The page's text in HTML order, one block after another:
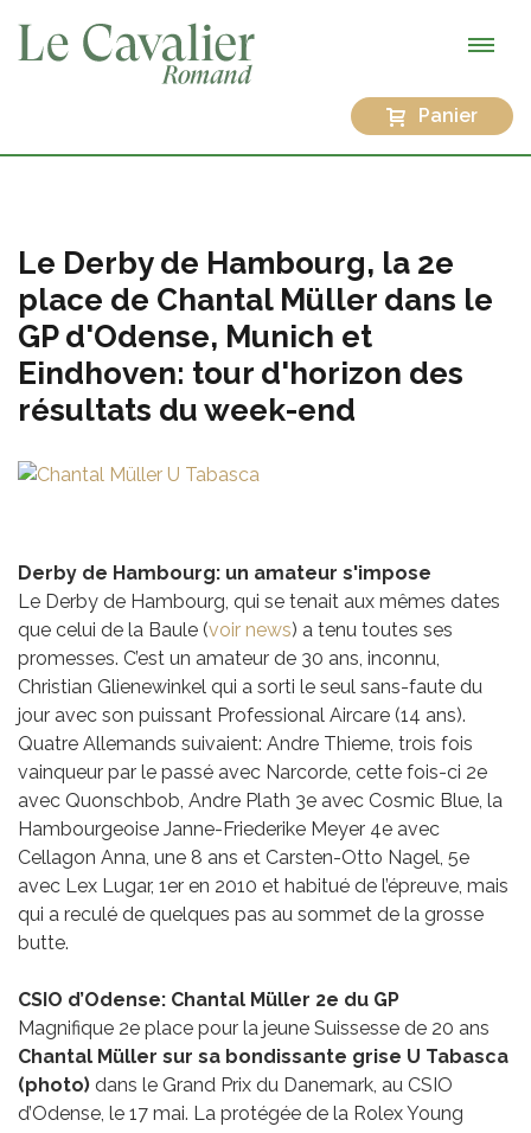
Panier
Le Derby de Hambourg, la 2e
place de Chantal Müller dans le
GP d'Odense, Munich et
Eindhoven: tour d'horizon des
résultats du week-end
Derby de Hambourg: un amateur s'impose
Le Derby de Hambourg, qui se tenait aux mêmes dates
que celui de la Baule (voir news) a tenu toutes ses
promesses. C’est un amateur de 30 ans, inconnu,
Christian Glienewinkel qui a sorti le seul sans-faute du
jour avec son puissant Professional Aircare (14 ans).
Quatre Allemands suivaient: Andre Thieme, trois fois
vainqueur par le passé avec Narcorde, cette fois-ci 2e
avec Quonschbob, Andre Plath 3e avec Cosmic Blue, la
Hambourgeoise Janne-Friederike Meyer 4e avec
Cellagon Anna, une 8 ans et Carsten-Otto Nagel, 5e
avec Lex Lugar, 1er en 2010 et habitué de l’épreuve, mais
qui a reculé de quelques pas au sommet de la grosse
butte.
CSIO d’Odense: Chantal Müller 2e du GP
Magnifique 2e place pour la jeune Suissesse de 20 ans
Chantal Müller sur sa bondissante grise U Tabasca
(photo) dans le Grand Prix du Danemark, au CSIO
d’Odense, le 17 mai. La protégée de la Rolex Young